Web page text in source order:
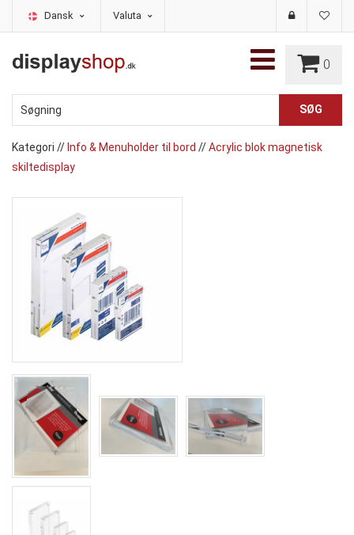
Dansk Valuta
0
Kategori // Info & Menuholder til bord //Acrylic blok magnetisk
skiltedisplay